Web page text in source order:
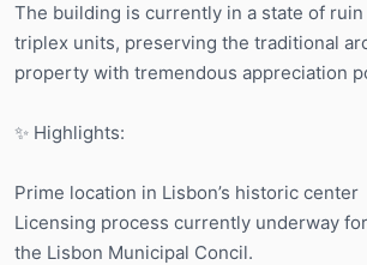
The building is currently in a state of
triplex units, preserving the traditional
property with tremendous appreciation
✨ Highlights:
Prime location in Lisbon’s historic center
Licensing process currently underway
the Lisbon Municipal Concil.